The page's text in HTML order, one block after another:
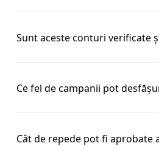
Sunt aceste conturi verificate
Ce fel de campanii pot
Cât de repede pot fi aprobate